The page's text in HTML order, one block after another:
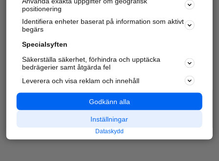
positionering
Identifiera enheter baserat på information som aktivt
begärs
Specialsyften
Säkerställa säkerhet, förhindra och upptäcka
bedrägerier samt åtgärda fel
Leverera och visa reklam och innehåll
Godkänn alla
Inställningar
Dataskydd